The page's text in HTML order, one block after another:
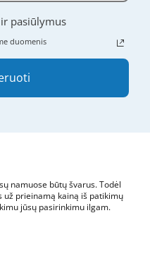
pasiūlymus
duomenis
namuose būtų švarus. Todėl
prieinamą kainą iš patikimų
jūsų pasirinkimu ilgam.